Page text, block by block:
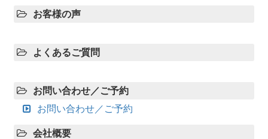
お客様の声
よくあるご質問
お問い合わせ／ご予約
お問い合わせ／ご予約
会社概要